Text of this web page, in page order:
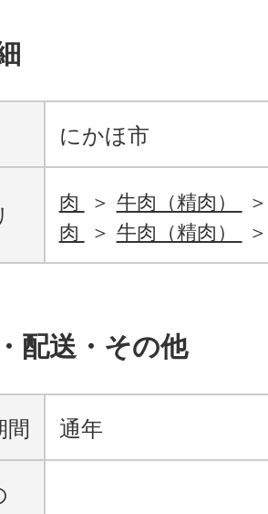
にかほ市
肉
牛肉（精肉）
肉
牛肉（精肉）
配送・その他
間 通年